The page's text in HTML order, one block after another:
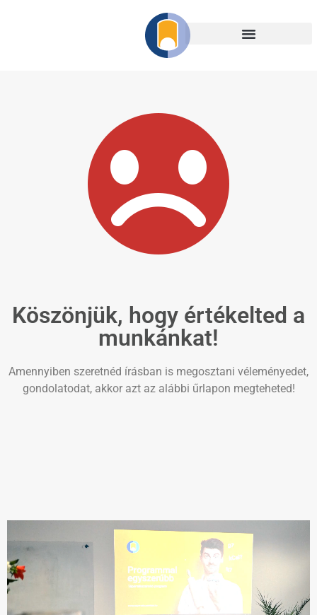
Köszönjük, hogy értékelted a
munkánkat!
Amennyiben szeretnéd írásban is megosztani véleményedet,
gondolatodat, akkor azt az alábbi űrlapon megteheted!